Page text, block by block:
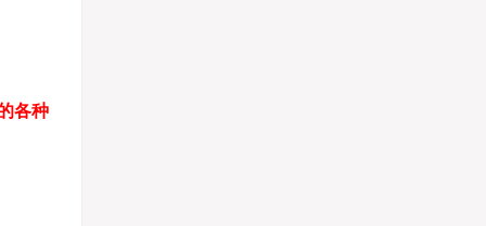
各种